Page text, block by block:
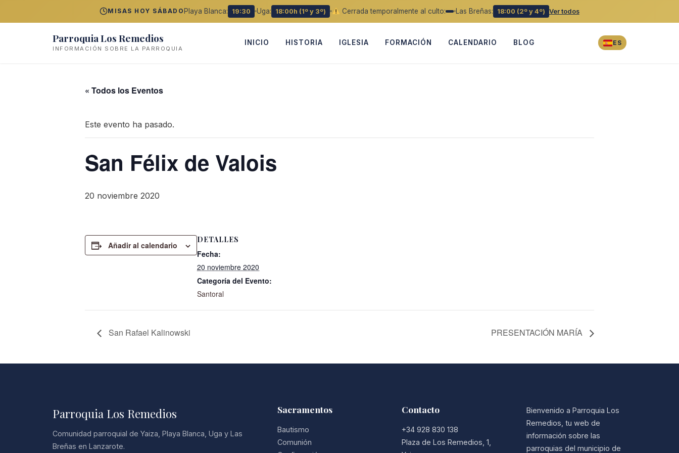
MISAS HOY SÁBADO Playa Blanca: 19:30 Uga: 18:00h (1º y 3º) Cerrada temporalmente al culto: Las Breñas: 18:00 (2º y 4º) Ver todos
Parroquia Los Remedios
INFORMACIÓN SOBRE LA PARROQUIA
INICIO HISTORIA IGLESIA FORMACIÓN CALENDARIO BLOG ES
« Todos los Eventos
Este evento ha pasado.
San Félix de Valois
20 noviembre 2020
Añadir al calendario
DETALLES
Fecha:
20 noviembre 2020
Categoría del Evento:
Santoral
San Rafael Kalinowski PRESENTACIÓN MARÍA
Parroquia Los Remedios
Comunidad parroquial de Yaiza, Playa Blanca, Uga y Las
Breñas en Lanzarote.
Sacramentos
Bautismo
Comunión
Contacto
+34 928 830 138
Plaza de Los Remedios, 1,
Bienvenido a Parroquia Los
Remedios, tu web de
información sobre las
parroquias del municipio de